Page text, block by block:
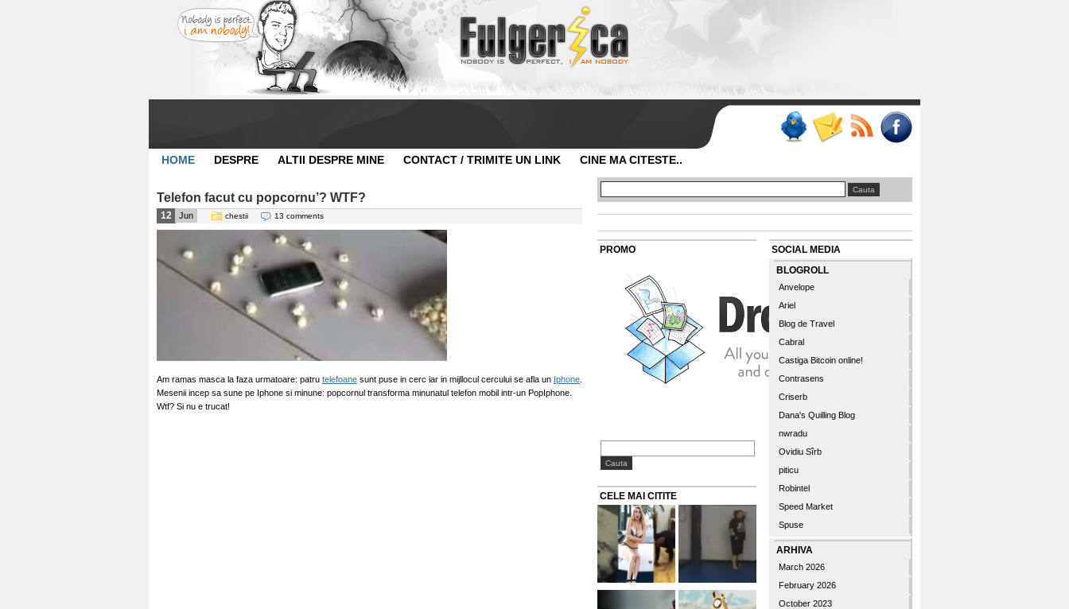
HOME DESPRE ALTII DESPRE MINE CONTACT / TRIMITE UN LINK CINE MA CITESTE..
Telefon facut cu popcornu’? WTF?
12 Jun chestii 13 comments
Am ramas masca la faza urmatoare: patru telefoane sunt puse in cerc iar in mijllocul cercului se afla un Iphone
Mesenii incep sa sune pe Iphone si minune: popcornul transforma minunatul telefon mobil intr-un PopIphone.
Wtf? Si nu e trucat!
PROMO
CELE MAI CITITE
SOCIAL MEDIA
BLOGROLL
Anvelope
Ariel
Blog de Travel
Cabral
Castiga Bitcoin online!
Contrasens
Criserb
Dana's Quilling Blog
nwradu
Ovidiu Sîrb
piticu
Robintel
Speed Market
Spuse
ARHIVA
March 2026
February 2026
October 2023